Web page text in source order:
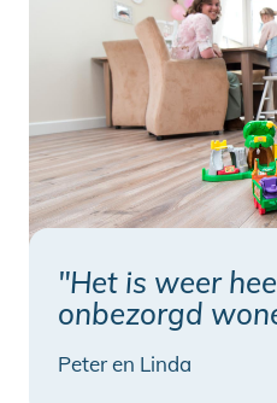
"Het is weer
onbezorgd
Peter en Linda